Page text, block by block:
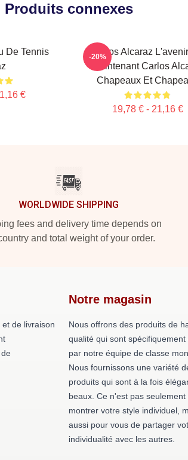
Produits connexes
De Tennis
€
Carlos Alcaraz
Maintenant Carlos
Chapeaux Et
19,78 € - 21,16 €
-20%
WORLDWIDE SHIPPING
fees and delivery time depends on
and total weight of your order.
de livraison
Notre magasin
Nous offrons des produits de
qualité qui sont spécifiquement
par notre équipe de classe
Nous fournissons une variété
produits qui sont à la fois
beaux. Ce n'est pas seulement
montrer votre style individuel,
aussi pour vous de partager
individualité avec les autres.